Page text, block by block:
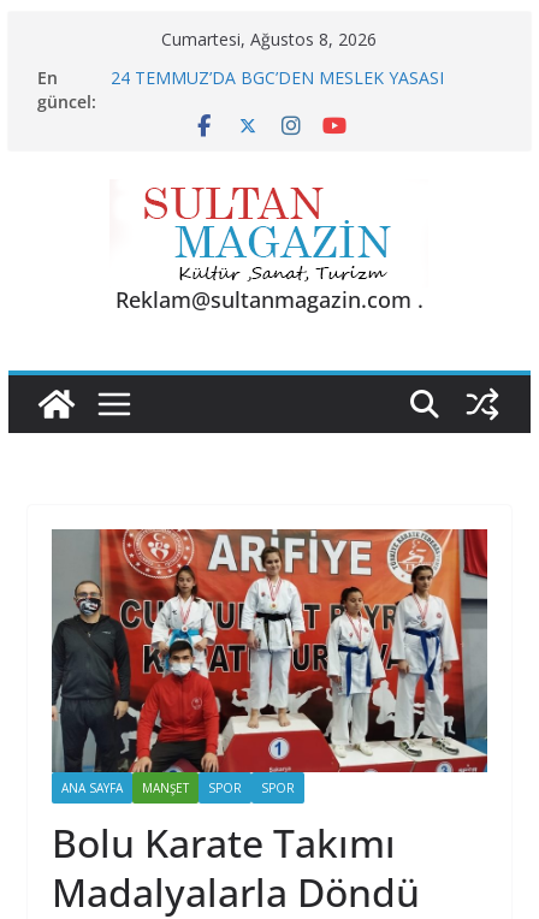
content
Cumartesi, Ağustos 8, 2026
En
güncel:
YÖNETİLMEYİ HAK EDİYOR”
Başkenti
BU KALP
Reklam@sultanmagazin.com .
ANA SAYFA MANŞET SPOR SPOR
Bolu Karate Takımı
Madalyalarla Döndü